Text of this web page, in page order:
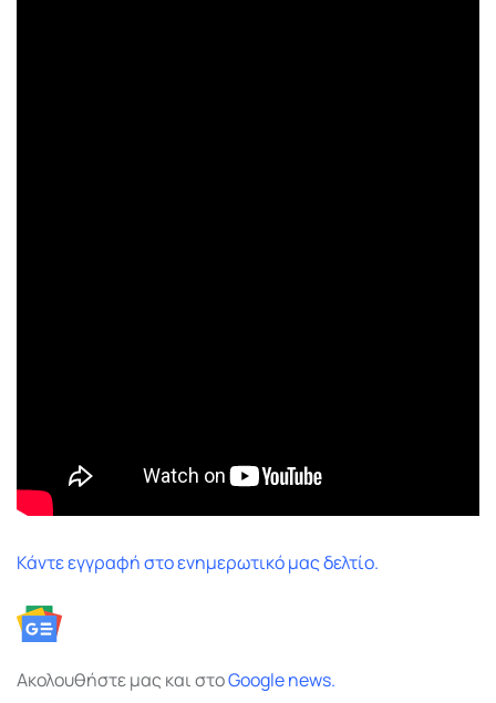
Κάντε εγγραφή στο ενημερωτικό μας δελτίο.
Ακολουθήστε μας και στοGooglenews.